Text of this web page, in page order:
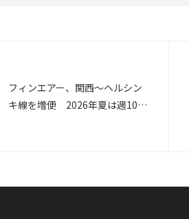
フィンエアー、関西〜ヘルシン
キ線を増便 2026年夏は週10便